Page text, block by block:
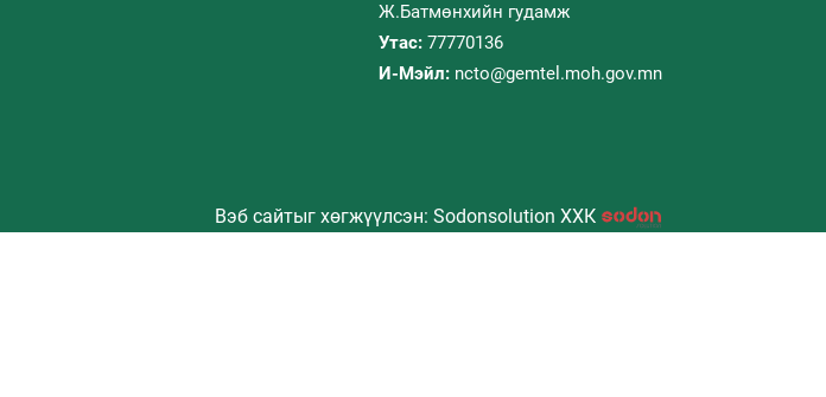
Ж.Батмөнхийн гудамж
Утас:77770136
И-Мэйл: ncto@gemtel.moh.gov.mn
Вэб сайтыг хөгжүүлсэн: Sodonsolution ХХК